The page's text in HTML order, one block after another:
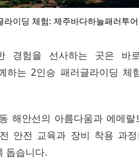
이딩 체험: 제주바다하늘패러투어
경험을 선사하는 곳은 바로
하는 2인승 패러글라이딩 체
해안선의 아름다움과 에메
안전 교육과 장비 착용 과
돕습니다.